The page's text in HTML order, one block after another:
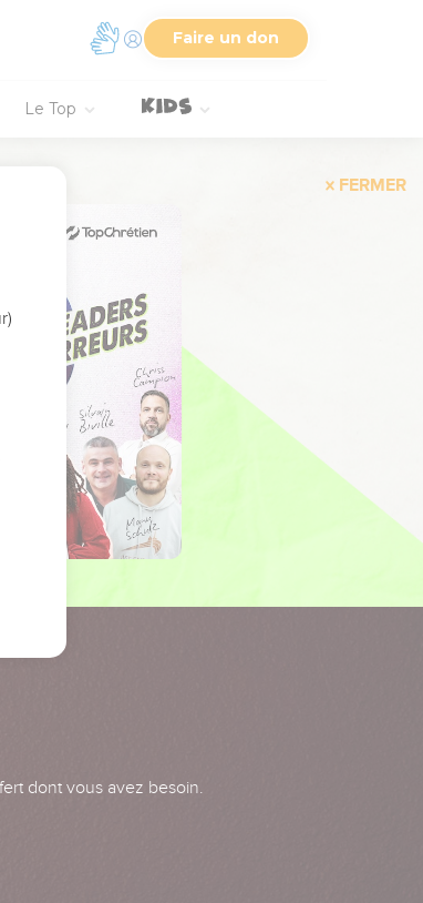
Faire un don
Le Top
FERMER
dont vous avez besoin.